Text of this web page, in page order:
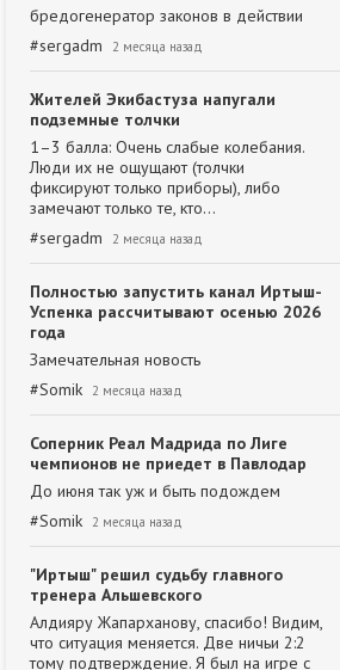
бредогенератор законов в действии
#sergadm 2 месяца назад
Жителей Экибастуза напугали
подземные толчки
1–3 балла: Очень слабые колебания.
Люди их не ощущают (толчки
фиксируют только приборы), либо
замечают только те, кто…
#sergadm 2 месяца назад
Полностью запустить канал Иртыш-
Успенка рассчитывают осенью 2026
года
Замечательная новость
#Somik 2 месяца назад
Соперник Реал Мадрида по Лиге
чемпионов не приедет в Павлодар
До июня так уж и быть подождем
#Somik 2 месяца назад
"Иртыш" решил судьбу главного
тренера Альшевского
Алдияру Жапарханову, спасибо! Видим,
что ситуация меняется. Две ничьи 2:2
тому подтверждение. Я был на игре с